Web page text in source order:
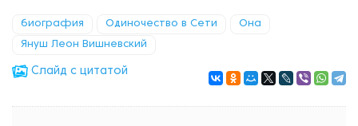
биография Одиночество в Сети Она
Януш Леон Вишневский
Cлайд с цитатой